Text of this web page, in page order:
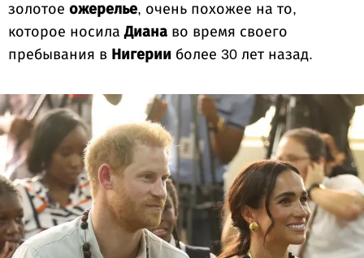
золотое ожерелье, очень похожее на то,
которое носилаДиана во время своего
пребывания в Нигерии более 30 лет назад.